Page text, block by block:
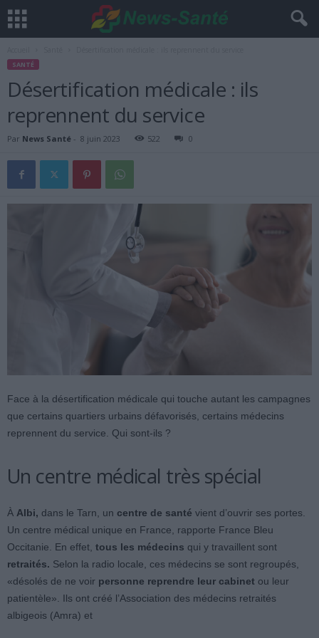
SANTÉ
Désertification médicale : ils
reprennent du service
Par News Santé - 8 juin 2023 522 0
Face à la désertification médicale qui touche autant les campagnes
que certains quartiers urbains défavorisés, certains médecins
reprennent du service. Qui sont-ils ?
Un centre médical très spécial
À Albi, dans le Tarn, un centre de santé vient d’ouvrir ses portes.
Un centre médical unique en France, rapporte France Bleu
Occitanie. En effet, tous les médecins qui y travaillent sont
retraités. Selon la radio locale, ces médecins se sont regroupés,
«désolés de ne voir personne reprendre leur cabinet ou leur
patientèle». Ils ont créé l’Association des médecins retraités
albigeois (Amra) et